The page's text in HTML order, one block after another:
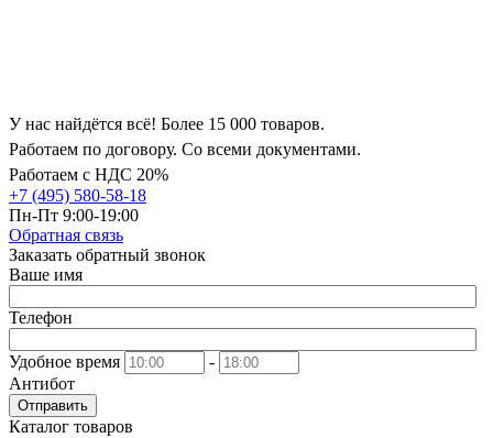
У нас найдётся всё! Более 15 000 товаров.
Работаем по договору. Со всеми документами.
Работаем с НДС 20%
+7 (495) 580-58-18
Пн-Пт 9:00-19:00
Обратная связь
Заказать обратный звонок
Ваше имя
Телефон
Удобное время
-
Антибот
Отправить
Каталог товаров